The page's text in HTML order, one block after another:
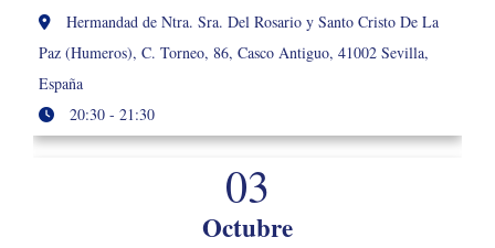
Hermandad de Ntra. Sra. Del Rosario y Santo Cristo De La
Paz (Humeros), C. Torneo, 86, Casco Antiguo, 41002 Sevilla,
España
20:30 - 21:30
03
Octubre